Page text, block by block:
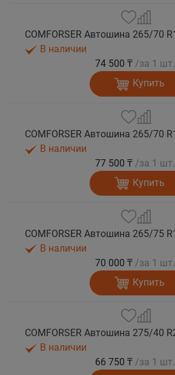
В наличии
74 500 ₸ /за 1 шт.
Купить
В наличии
77 500 ₸ /за 1 шт.
Купить
В наличии
70 000 ₸ /за 1 шт.
Купить
В наличии
66 750 ₸ /за 1 шт.